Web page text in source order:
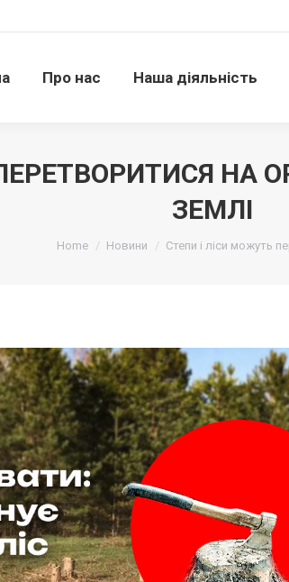
Про нас Наша діяльність
НА
ЗЕМЛІ
Home Новини Степи і ліси можуть
Про нас Наша діяльність